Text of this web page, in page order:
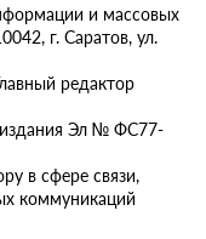
и массовых
г. Саратов, ул.
редактор
издания Эл № ФС77-
в сфере связи,
коммуникаций